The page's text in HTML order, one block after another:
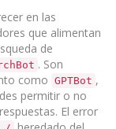
en las
que alimentan
de
. Son
como GPTBot ,
permitir o no
El error